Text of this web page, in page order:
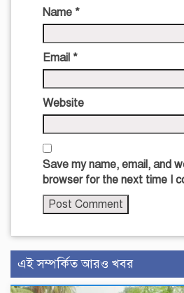
Name *
Email *
Website
Save my name, email, and
browser for the next time I
এই সম্পর্কিত আরও খবর